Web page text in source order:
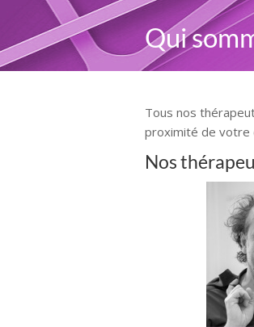
Qui
Tous nos
proximité de votre
Nos